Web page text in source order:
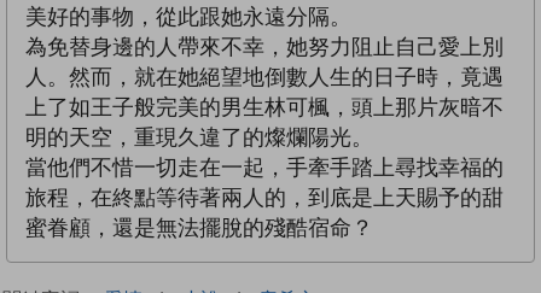
美好的事物，從此跟她永遠分隔。
為免替身邊的人帶來不幸，她努力阻止自己愛上別
人。然而，就在她絕望地倒數人生的日子時，竟遇
上了如王子般完美的男生林可楓，頭上那片灰暗不
明的天空，重現久違了的燦爛陽光。
當他們不惜一切走在一起，手牽手踏上尋找幸福的
旅程，在終點等待著兩人的，到底是上天賜予的甜
蜜眷顧，還是無法擺脫的殘酷宿命？